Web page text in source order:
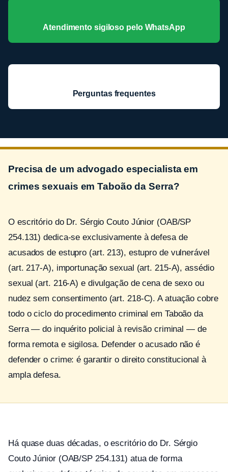
Atendimento sigiloso pelo WhatsApp
Perguntas frequentes
Precisa de um advogado especialista em
crimes sexuais em Taboão da Serra?
O escritório do Dr. Sérgio Couto Júnior (OAB/SP
254.131) dedica-se exclusivamente à defesa de
acusados de estupro (art. 213), estupro de vulnerável
(art. 217-A), importunação sexual (art. 215-A), assédio
sexual (art. 216-A) e divulgação de cena de sexo ou
nudez sem consentimento (art. 218-C). A atuação cobre
todo o ciclo do procedimento criminal em Taboão da
Serra — do inquérito policial à revisão criminal — de
forma remota e sigilosa. Defender o acusado não é
defender o crime: é garantir o direito constitucional à
ampla defesa.
Há quase duas décadas, o escritório do Dr. Sérgio
Couto Júnior (OAB/SP 254.131) atua de forma